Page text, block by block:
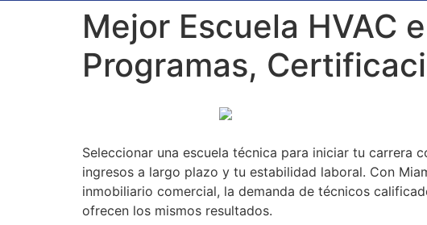
Mejor Escuela HVAC
Programas,
Seleccionar una escuela técnica para iniciar tu carrera
ingresos a largo plazo y tu estabilidad laboral. Con
inmobiliario comercial, la demanda de técnicos
ofrecen los mismos resultados.